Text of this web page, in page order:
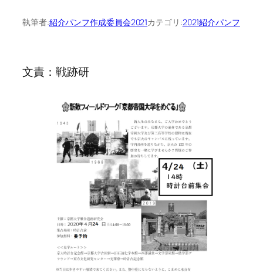
執筆者:紹介パンフ作成委員会2021カテゴリ:2021紹介パンフ
文責：戦跡研